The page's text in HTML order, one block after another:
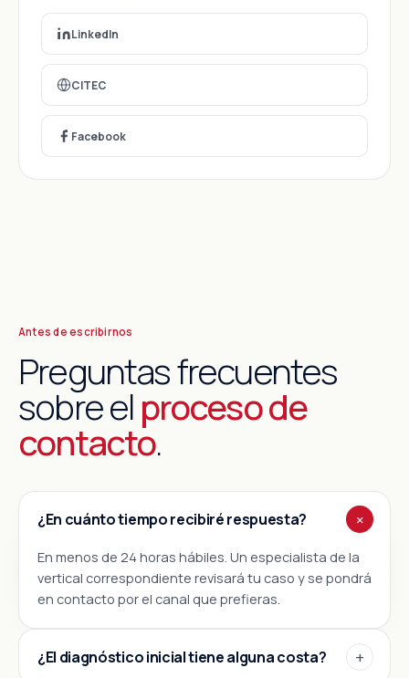
LinkedIn
CITEC
Facebook
Antes de escribirnos
Preguntas frecuentes
sobre elproceso de
contacto.
¿En cuánto tiempo recibiré respuesta?
En menos de 24 horas hábiles. Un especialista de la
vertical correspondiente revisará tu caso y se pondrá
en contacto por el canal que prefieras.
¿El diagnóstico inicial tiene alguna costa?